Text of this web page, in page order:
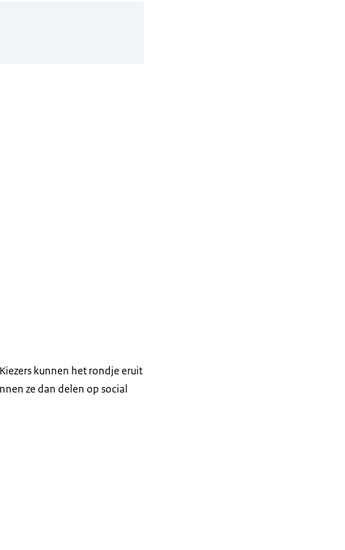
kunnen het rondje eruit
ze dan delen op social